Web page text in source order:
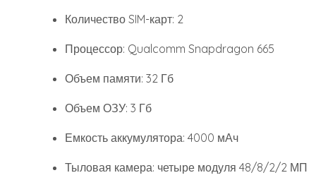
Количество SIM-карт: 2
Процессор: Qualcomm Snapdragon 665
Объем памяти: 32 Гб
Объем ОЗУ: 3 Гб
Емкость аккумулятора: 4000 мАч
Тыловая камера: четыре модуля 48/8/2/2 МП